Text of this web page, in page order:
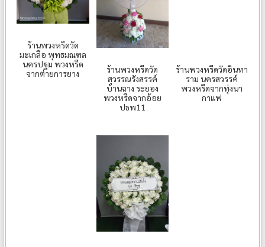
ร้านพวงหรีดวัด
มะเกลือ พุทธมณฑล
นครปฐม พวงหรีด
จากต่ายการยาง
ร้านพวงหรีดวัด
สุวรรณรังสรรค์
บ้านฉาง ระยอง
พวงหรีดจากอ้อย
ปธพ11
ร้านพวงหรีดวัดอินทา
ราม นครสวรรค์
พวงหรีดจากทุ่งนา
กาแฟ